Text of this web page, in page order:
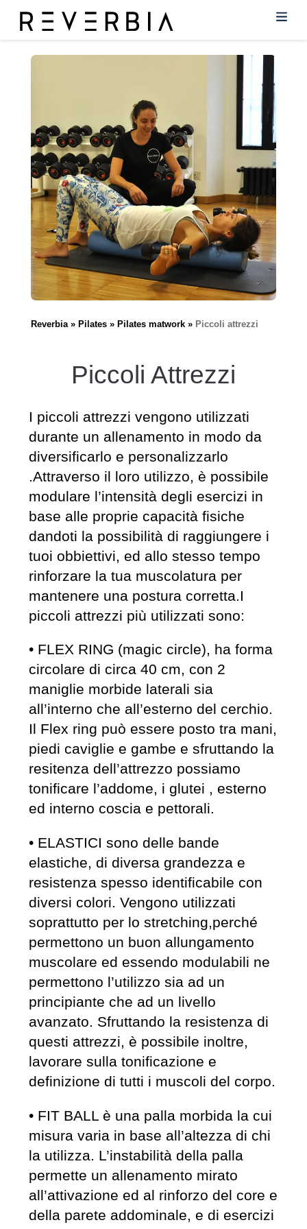
Reverbia Pilates Pilates matwork Piccoli attrezzi
Piccoli Attrezzi
I piccoli attrezzi vengono utilizzati
durante un allenamento in modo da
diversificarlo e personalizzarlo
.Attraverso il loro utilizzo, è possibile
modulare l’intensità degli esercizi in
base alle proprie capacità fisiche
dandoti la possibilità di raggiungere i
tuoi obbiettivi, ed allo stesso tempo
rinforzare la tua muscolatura per
mantenere una postura corretta.I
piccoli attrezzi più utilizzati sono:
• FLEX RING (magic circle), ha forma
circolare di circa 40 cm, con 2
maniglie morbide laterali sia
all’interno che all’esterno del cerchio.
Il Flex ring può essere posto tra mani,
piedi caviglie e gambe e sfruttando la
resitenza dell’attrezzo possiamo
tonificare l’addome, i glutei , esterno
ed interno coscia e pettorali.
• ELASTICI sono delle bande
elastiche, di diversa grandezza e
resistenza spesso identificabile con
diversi colori. Vengono utilizzati
soprattutto per lo stretching,perché
permettono un buon allungamento
muscolare ed essendo modulabili ne
permettono l’utilizzo sia ad un
principiante che ad un livello
avanzato. Sfruttando la resistenza di
questi attrezzi, è possibile inoltre,
lavorare sulla tonificazione e
definizione di tutti i muscoli del corpo.
• FIT BALL è una palla morbida la cui
misura varia in base all’altezza di chi
la utilizza. L’instabilità della palla
permette un allenamento mirato
all’attivazione ed al rinforzo del core e
della parete addominale, e di esercizi